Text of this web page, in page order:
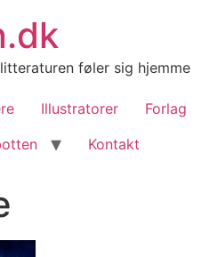
føler sig hjemme
Illustratorer
Forlag
Kontakt